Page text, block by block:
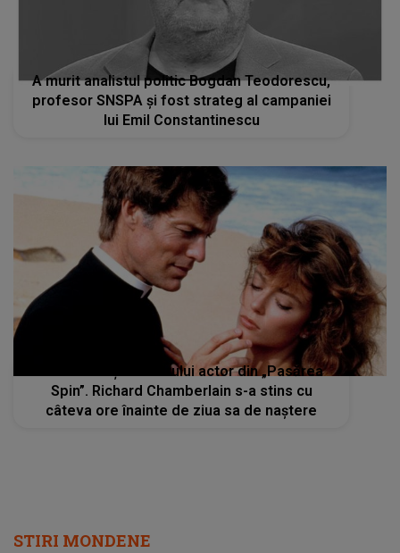
A murit analistul politic Bogdan Teodorescu,
profesor SNSPA și fost strateg al campaniei
lui Emil Constantinescu
Cauza morții celebrului actor din „Pasărea
Spin”. Richard Chamberlain s-a stins cu
câteva ore înainte de ziua sa de naștere
STIRI MONDENE